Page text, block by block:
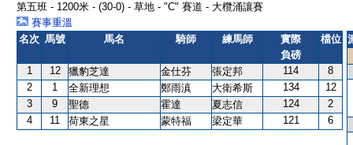
第五班 - 1200米 - (30-0) - 草地 - "C" 賽道 - 大欖涌讓賽
賽事重溫
名次 馬號 馬名 騎師 練馬師
實際
負磅
檔位
1 12 獵豹芝達 金仕芬 張定邦 114
8
2
1 全新理想 鄭雨滇 大衛希斯 134
12
3
9 聖德 霍達 夏志信 124
2
4
11 荷東之星 蒙特福 梁定華 121 6